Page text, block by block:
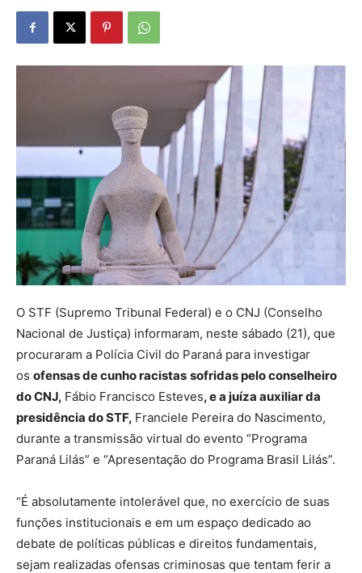
O STF (Supremo Tribunal Federal) e o CNJ (Conselho
Nacional de Justiça) informaram, neste sábado (21), que
procuraram a Polícia Civil do Paraná para investigar
os ofensas de cunho racistas sofridas pelo conselheiro
do CNJ, Fábio Francisco Esteves, e a juíza auxiliar da
presidência do STF, Franciele Pereira do Nascimento,
durante a transmissão virtual do evento “Programa
Paraná Lilás” e “Apresentação do Programa Brasil Lilás”.
“É absolutamente intolerável que, no exercício de suas
funções institucionais e em um espaço dedicado ao
debate de políticas públicas e direitos fundamentais,
sejam realizadas ofensas criminosas que tentam ferir a